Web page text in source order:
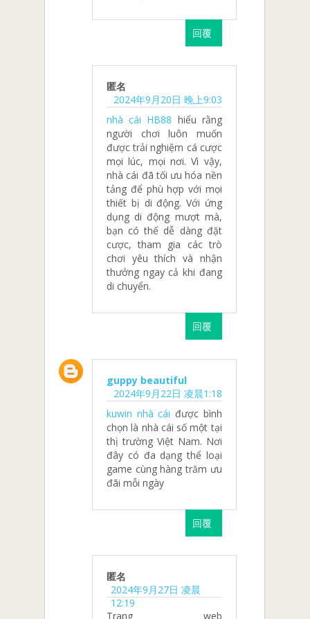
回覆
匿名
2024年9月20日 晚上9:03
nhà cái HB88 hiểu rằng
người chơi luôn muốn
được trải nghiệm cá cược
mọi lúc, mọi nơi. Vì vậy,
nhà cái đã tối ưu hóa nền
tảng để phù hợp với mọi
thiết bị di động. Với ứng
dụng di động mượt mà,
bạn có thể dễ dàng đặt
cược, tham gia các trò
chơi yêu thích và nhận
thưởng ngay cả khi đang
di chuyển.
回覆
guppy beautiful
2024年9月22日 凌晨1:18
kuwin nhà cái được bình
chọn là nhà cái số một tại
thị trường Việt Nam. Nơi
đây có đa dạng thể loại
game cùng hàng trăm ưu
đãi mỗi ngày
回覆
匿名
2024年9月27日 凌晨
12:19
Trang web